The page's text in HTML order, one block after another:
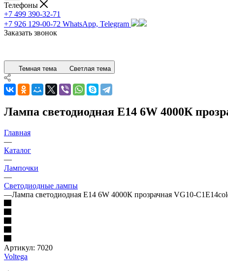
Телефоны
+7 499 390-32-71
+7 926 129-00-72 WhatsApp, Telegram
Заказать звонок
Темная тема Светлая тема
Лампа светодиодная E14 6W 4000К
Главная
—
Каталог
—
Лампочки
—
Светодиодные лампы
—Лампа светодиодная E14 6W 4000К прозрачная VG10-
Артикул: 7020
Voltega